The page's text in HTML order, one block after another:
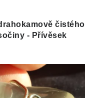
čistého
- Přívěsek